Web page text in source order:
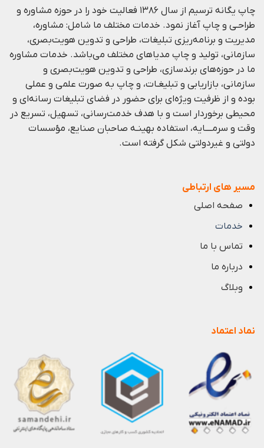
چاپ یگانه ترسیم از سال ۱۳۸۶ فعالیت خود را در حوزه مشاوره و
طراحـی و چاپ آغاز نمود. خدمات مختلف ما شامل: مشاوره،
مدیریت و برنامه‌ریزی تبلیغات، طراحی و تدوین هویت‌بصری،
سازمانی، تولید و چاپ مدیا‌های مختلف می‌باشد. خدمات مشاوره
ما در حوزه‌های برندسازی، طراحی و تدوین هویت‌بصری و
سازمانی، بازاریابی و تبلیغـات، و چاپ به صورت علمی و عملی
بوده و از ظرفيت ويژه‌ای برای حضور در فضای تبليغات رسانه‌ای و
محيطی برخوردار است و با هدف خدمت‌رسانی، تسهيل، تسريع در
وقت و سرمــــايه، استفاده بهينـه صاحبان صنايع، مؤسسات
دولتی و غيردولتی شكل گرفته است.
مسیر های ارتباطی
صفحه اصلی
خدمات
تماس با ما
درباره ما
وبلاگ
نماد اعتماد